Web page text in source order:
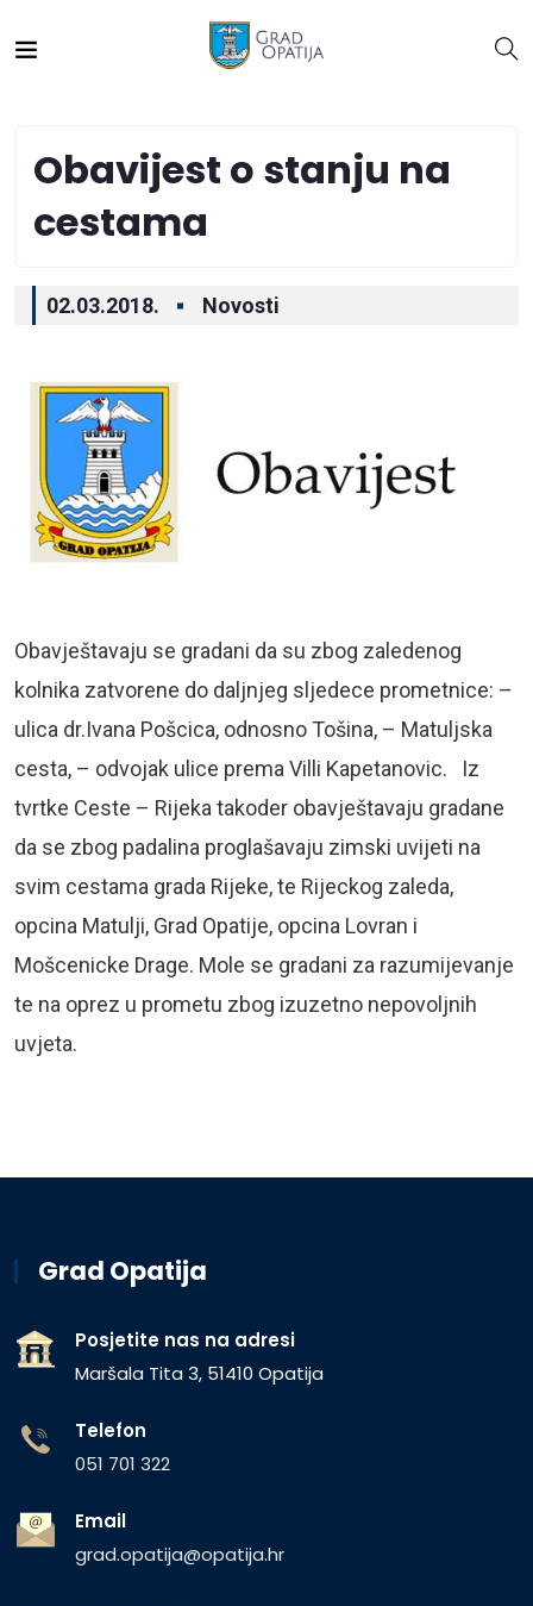
Obavijest o stanju na
cestama
02.03.2018. Novosti
Obavještavaju se gradani da su zbog zaledenog
kolnika zatvorene do daljnjeg sljedece prometnice: –
ulica dr.Ivana Pošcica, odnosno Tošina, – Matuljska
cesta, – odvojak ulice prema Villi Kapetanovic. Iz
tvrtke Ceste – Rijeka takoder obavještavaju gradane
da se zbog padalina proglašavaju zimski uvijeti na
svim cestama grada Rijeke, te Rijeckog zaleda,
opcina Matulji, Grad Opatije, opcina Lovran i
Mošcenicke Drage. Mole se gradani za razumijevanje
te na oprez u prometu zbog izuzetno nepovoljnih
uvjeta.
Grad Opatija
Posjetite nas na adresi
Maršala Tita 3, 51410 Opatija
Telefon
051 701 322
Email
grad.opatija@opatija.hr